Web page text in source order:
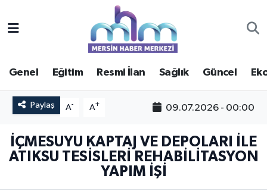
Genel Eğitim Resmi İlan Sağlık Güncel
Paylaş A- A+ 09.07.2026 - 00:00
İÇMESUYU KAPTAJ VE DEPOLARI İLE
ATIKSU TESİSLERİ REHABİLİTASYON
YAPIM İŞİ
Çevre
Eğitim
Ekonomi
Mersin Hava Durumu
Mersin Trafik Yoğunluk Haritası
Süper Lig Puan Durumu ve Fikstür
Tüm Manşetler
Son Dakika Haberleri